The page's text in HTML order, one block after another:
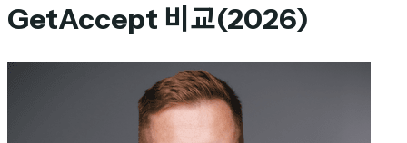
GetAccept 비교(2026)